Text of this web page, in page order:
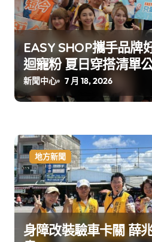
EASY SHOP攜手品牌
迴寵粉 夏日穿搭清單
新聞中心 7 月 18, 2026
地方新聞
身障改裝驗車卡關 薛